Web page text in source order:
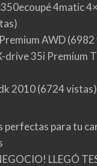
4matic
AWD(6982
drive 35i Premium
2010(6724 vistas)
perfectas para tu
LLEGÓ